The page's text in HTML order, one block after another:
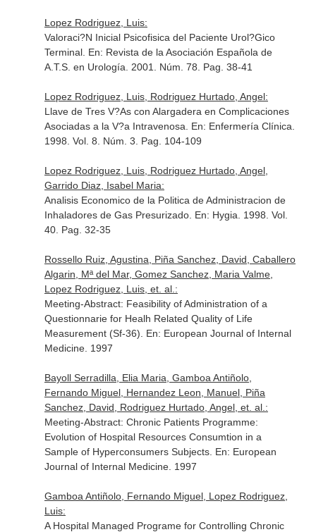
Lopez Rodriguez, Luis:
Valoraci?N Inicial Psicofisica del Paciente Urol?Gico
Terminal. En: Revista de la Asociación Española de
A.T.S. en Urología . 2001. Núm. 78. Pag. 38-41
Lopez Rodriguez, Luis, Rodriguez Hurtado, Angel:
Llave de Tres V?As con Alargadera en Complicaciones
Asociadas a la V?a Intravenosa. En: Enfermería Clínica
1998. Vol. 8. Núm. 3. Pag. 104-109
Lopez Rodriguez, Luis, Rodriguez Hurtado, Angel,
Garrido Diaz, Isabel Maria:
Analisis Economico de la Politica de Administracion de
Inhaladores de Gas Presurizado. En: Hygia . 1998. Vol.
40. Pag. 32-35
Rossello Ruiz, Agustina, Piña Sanchez, David, Caballero
Algarin, Mª del Mar, Gomez Sanchez, Maria Valme,
Lopez Rodriguez, Luis, et. al.:
Meeting-Abstract: Feasibility of Administration of a
Questionnarie for Healh Related Quality of Life
Measurement (Sf-36). En: European Journal of Internal
Medicine. 1997
Bayoll Serradilla, Elia Maria, Gamboa Antiñolo,
Fernando Miguel, Hernandez Leon, Manuel, Piña
Sanchez, David, Rodriguez Hurtado, Angel, et. al.:
Meeting-Abstract: Chronic Patients Programme:
Evolution of Hospital Resources Consumtion in a
Sample of Hyperconsumers Subjects. En: European
Journal of Internal Medicine. 1997
Gamboa Antiñolo, Fernando Miguel, Lopez Rodriguez,
Luis:
A Hospital Managed Programe for Controlling Chronic